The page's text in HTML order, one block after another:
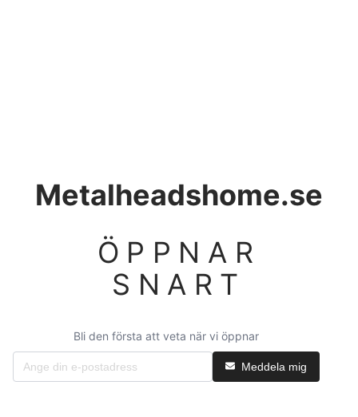
Metalheadshome.se
ÖPPNAR
SNART
Bli den första att veta när vi öppnar
Meddela mig